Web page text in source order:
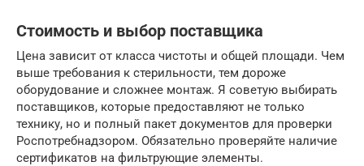
Стоимость и выбор поставщика
Цена зависит от класса чистоты и общей площади. Чем
выше требования к стерильности, тем дороже
оборудование и сложнее монтаж. Я советую выбирать
поставщиков, которые предоставляют не только
технику, но и полный пакет документов для проверки
Роспотребнадзором. Обязательно проверяйте наличие
сертификатов на фильтрующие элементы.